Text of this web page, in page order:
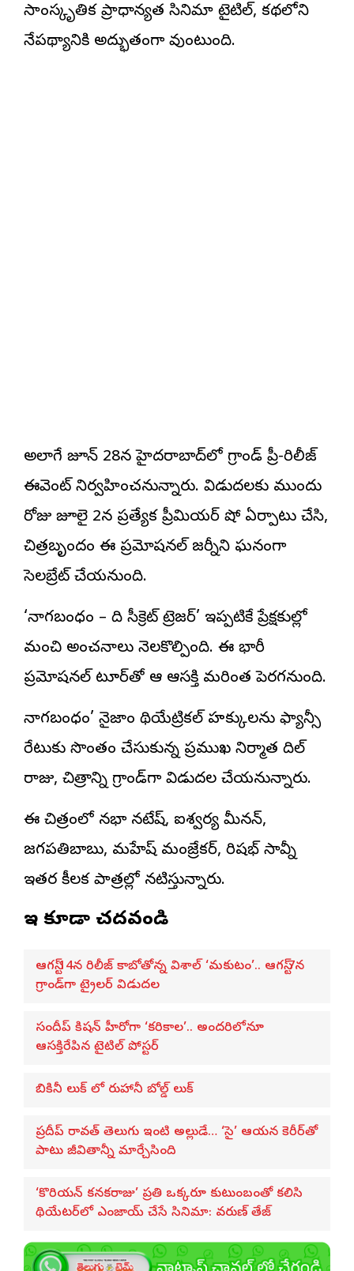
సాంస్కృతిక ప్రాధాన్యత సినిమా టైటిల్, కథలోని
నేపథ్యానికి అద్భుతంగా వుంటుంది.
అలాగే జూన్ 28న హైదరాబాద్‌లో గ్రాండ్ ప్రీ-రిలీజ్
ఈవెంట్ నిర్వహించనున్నారు. విడుదలకు ముందు
రోజు జూలై 2న ప్రత్యేక ప్రీమియర్ షో ఏర్పాటు చేసి,
చిత్రబృందం ఈ ప్రమోషనల్ జర్నీని ఘనంగా
సెలబ్రేట్ చేయనుంది.
‘నాగబంధం – ది సీక్రెట్ ట్రెజర్’ ఇప్పటికే ప్రేక్షకుల్లో
మంచి అంచనాలు నెలకొల్పింది. ఈ భారీ
ప్రమోషనల్ టూర్‌తో ఆ ఆసక్తి మరింత పెరగనుంది.
నాగబంధం’ నైజాం థియేట్రికల్ హక్కులను ఫ్యాన్సీ
రేటుకు సొంతం చేసుకున్న ప్రముఖ నిర్మాత దిల్
రాజు, చిత్రాన్ని గ్రాండ్‌గా విడుదల చేయనున్నారు.
ఈ చిత్రంలో నభా నటేష్, ఐశ్వర్య మీనన్,
జగపతిబాబు, మహేష్ మంజ్రేకర్, రిషభ్ సావ్నీ
ఇతర కీలక పాత్రల్లో నటిస్తున్నారు.
ఇవి కూడా చదవండి
ఆగస్ట్ 14న రిలీజ్ కాబోతోన్న విశాల్ ‘మకుటం’.. ఆగస్ట్ 7న
గ్రాండ్‌గా ట్రైలర్ విడుదల
సందీప్ కిషన్ హీరోగా ‘కరికాల’.. అందరిలోనూ
ఆసక్తిరేపిన టైటిల్ పోస్టర్
బికినీ లుక్ లో రుహానీ బోల్డ్ లుక్
ప్రదీప్ రావత్ తెలుగు ఇంటి అల్లుడే… ‘సై’ ఆయన కెరీర్‌తో
పాటు జీవితాన్నీ మార్చేసింది
‘కొరియన్ కనకరాజు’ ప్రతి ఒక్కరూ కుటుంబంతో కలిసి
థియేటర్‌లో ఎంజాయ్ చేసే సినిమా: వరుణ్ తేజ్